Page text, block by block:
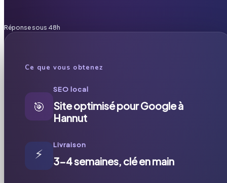
Réponse sous 48h
Ce que vous obtenez
🎯
SEO local
Site optimisé pour Google à
Hannut
⚡
Livraison
3-4 semaines, clé en main